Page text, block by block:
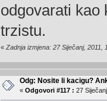
odgovarati kao
trzistu.
« Zadnja izmjena: 27 Siječanj, 2011,
Odg: Nosite li kacigu?
« Odgovori #117 : 27